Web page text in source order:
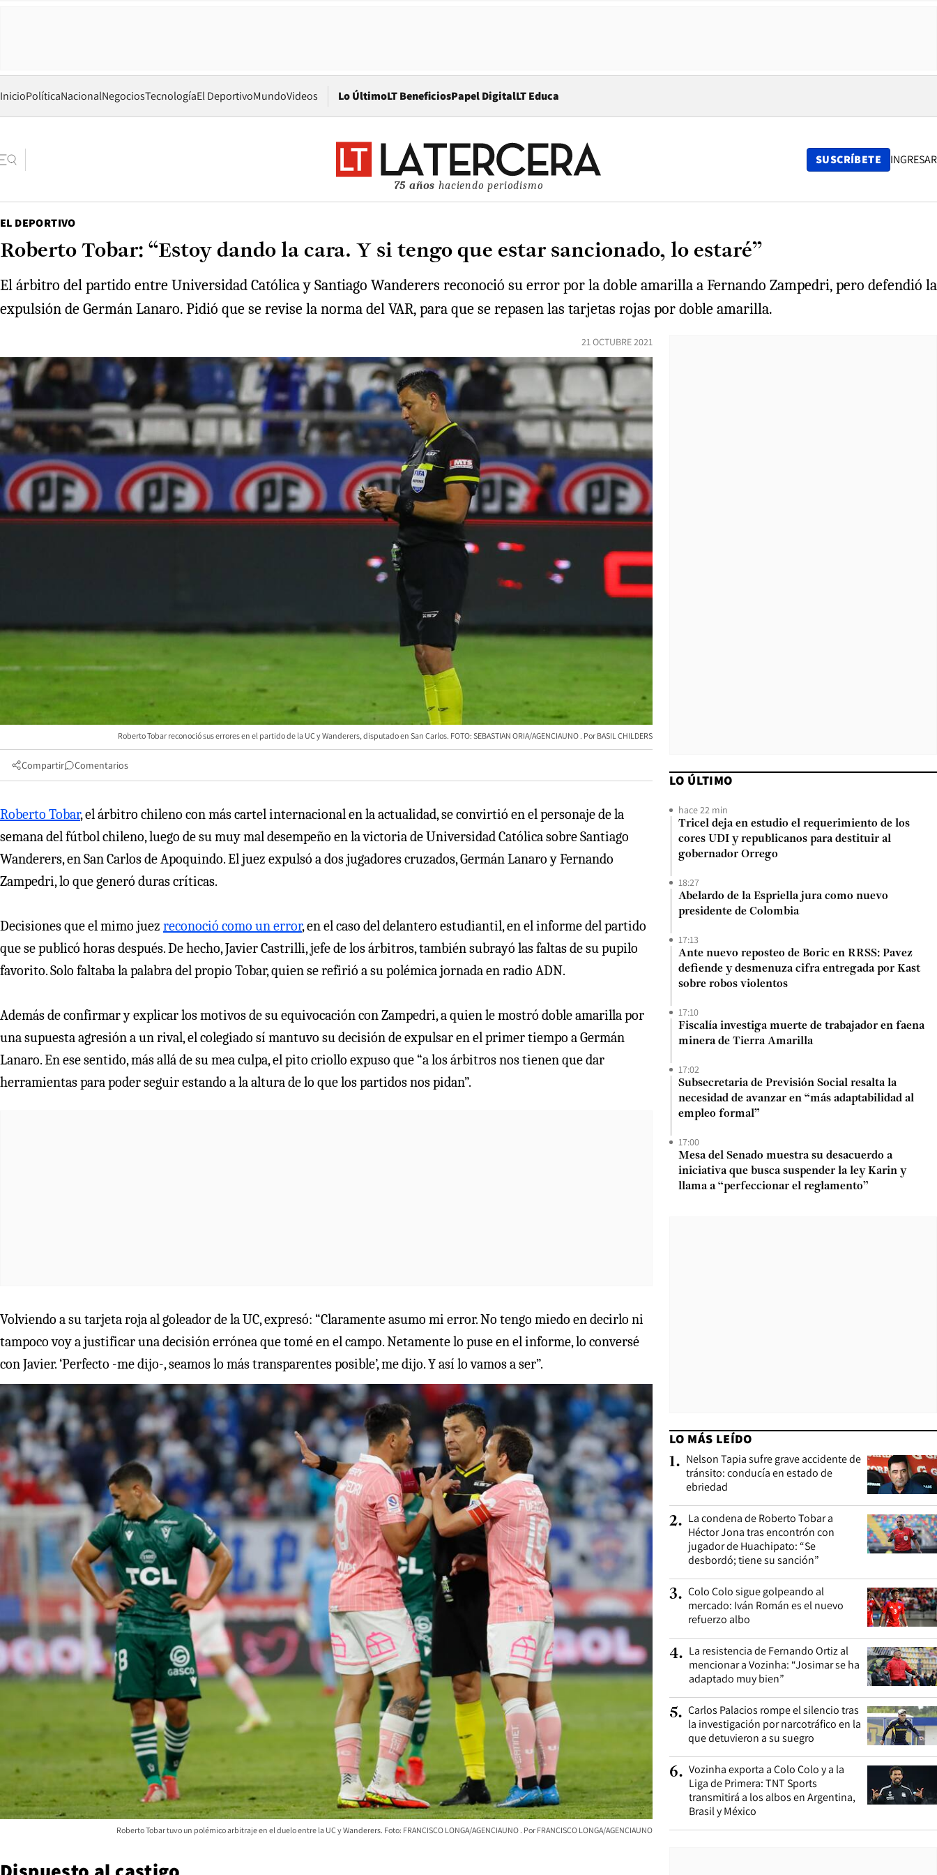
InicioPolíticaNacionalNegociosTecnologíaEl DeportivoMundoVideos Lo ÚltimoLT BeneficiosPapel DigitalOpens in new window
LT Educa
75 años haciendo periodismo
SUSCRÍBETE INGRESAR
EL DEPORTIVO
Roberto Tobar: “Estoy dando la cara. Y si tengo que estar sancionado, lo estaré”
El árbitro del partido entre Universidad Católica y Santiago Wanderers reconoció su error por la doble amarilla a Fernando Zampedri, pero defendió la
expulsión de Germán Lanaro. Pidió que se revise la norma del VAR, para que se repasen las tarjetas rojas por doble amarilla.
21 OCTUBRE 2021
Roberto Tobar reconoció sus errores en el partido de la UC y Wanderers, disputado en San Carlos. FOTO: SEBASTIAN ORIA/AGENCIAUNO BASIL CHILDERS
Compartir Comentarios
Roberto Tobar, el árbitro chileno con más cartel internacional en la actualidad, se convirtió en el personaje de la
semana del fútbol chileno, luego de su muy mal desempeño en la victoria de Universidad Católica sobre Santiago
Wanderers, en San Carlos de Apoquindo. El juez expulsó a dos jugadores cruzados, Germán Lanaro y Fernando
Zampedri, lo que generó duras críticas.
Decisiones que el mimo juez reconoció como un error, en el caso del delantero estudiantil, en el informe del partido
que se publicó horas después. De hecho, Javier Castrilli, jefe de los árbitros, también subrayó las faltas de su pupilo
favorito. Solo faltaba la palabra del propio Tobar, quien se refirió a su polémica jornada en radio ADN.
Además de confirmar y explicar los motivos de su equivocación con Zampedri, a quien le mostró doble amarilla por
una supuesta agresión a un rival, el colegiado sí mantuvo su decisión de expulsar en el primer tiempo a Germán
Lanaro. En ese sentido, más allá de su mea culpa, el pito criollo expuso que “a los árbitros nos tienen que dar
herramientas para poder seguir estando a la altura de lo que los partidos nos pidan”.
Volviendo a su tarjeta roja al goleador de la UC, expresó: “Claramente asumo mi error. No tengo miedo en decirlo ni
tampoco voy a justificar una decisión errónea que tomé en el campo. Netamente lo puse en el informe, lo conversé
con Javier. ‘Perfecto -me dijo-, seamos lo más transparentes posible’, me dijo. Y así lo vamos a ser”.
Roberto Tobar tuvo un polémico arbitraje en el duelo entre la UC y Wanderers. Foto: FRANCISCO LONGA/AGENCIAUNO FRANCISCO LONGA/AGENCIAUNO
LO ÚLTIMO
hace 22 min
Tricel deja en estudio el requerimiento de los
cores UDI y republicanos para destituir al
gobernador Orrego
18:27
Abelardo de la Espriella jura como nuevo
presidente de Colombia
17:13
Ante nuevo reposteo de Boric en RRSS: Pavez
defiende y desmenuza cifra entregada por Kast
sobre robos violentos
17:10
Fiscalía investiga muerte de trabajador en faena
minera de Tierra Amarilla
17:02
Subsecretaria de Previsión Social resalta la
necesidad de avanzar en “más adaptabilidad al
empleo formal”
17:00
Mesa del Senado muestra su desacuerdo a
iniciativa que busca suspender la ley Karin y
llama a “perfeccionar el reglamento”
LO MÁS LEÍDO
1. Nelson Tapia sufre grave accidente de
tránsito: conducía en estado de
ebriedad
2. La condena de Roberto Tobar a
Héctor Jona tras encontrón con
jugador de Huachipato: “Se
desbordó; tiene su sanción”
3. Colo Colo sigue golpeando al
mercado: Iván Román es el nuevo
refuerzo albo
4. La resistencia de Fernando Ortiz al
mencionar a Vozinha: “Josimar se ha
adaptado muy bien”
5. Carlos Palacios rompe el silencio tras
la investigación por narcotráfico en la
que detuvieron a su suegro
6. Vozinha exporta a Colo Colo y a la
Liga de Primera: TNT Sports
transmitirá a los albos en Argentina,
Brasil y México